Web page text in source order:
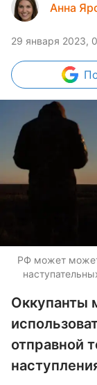
Анна
29 января 2023,
РФ может может
Оккупанты
отправной